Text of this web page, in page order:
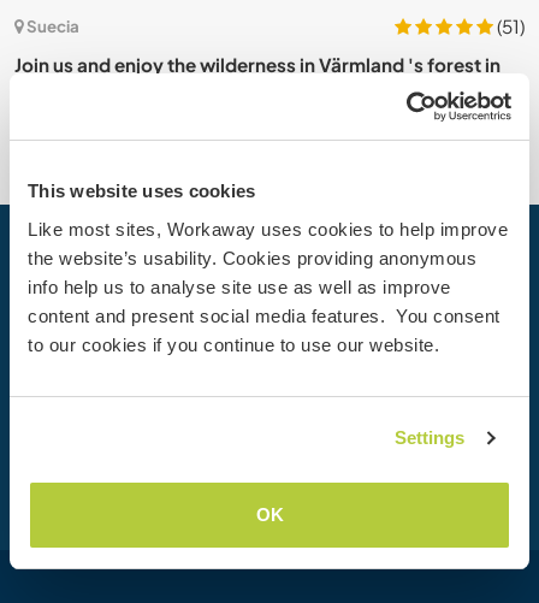
This website uses cookies
Like most sites, Workaway uses cookies to help improve
the website’s usability. Cookies providing anonymous
info help us to analyse site use as well as improve
content and present social media features. You consent
to our cookies if you continue to use our website.
Settings
OK
Suecia
(51)
Join us and enjoy the wilderness in Värmland 's forest in
Tu próxima aventura empieza hoy
Únete hoy mismo a la comunidad de Workaway para
desbloquear experiencias de viaje únicas, con más de 50